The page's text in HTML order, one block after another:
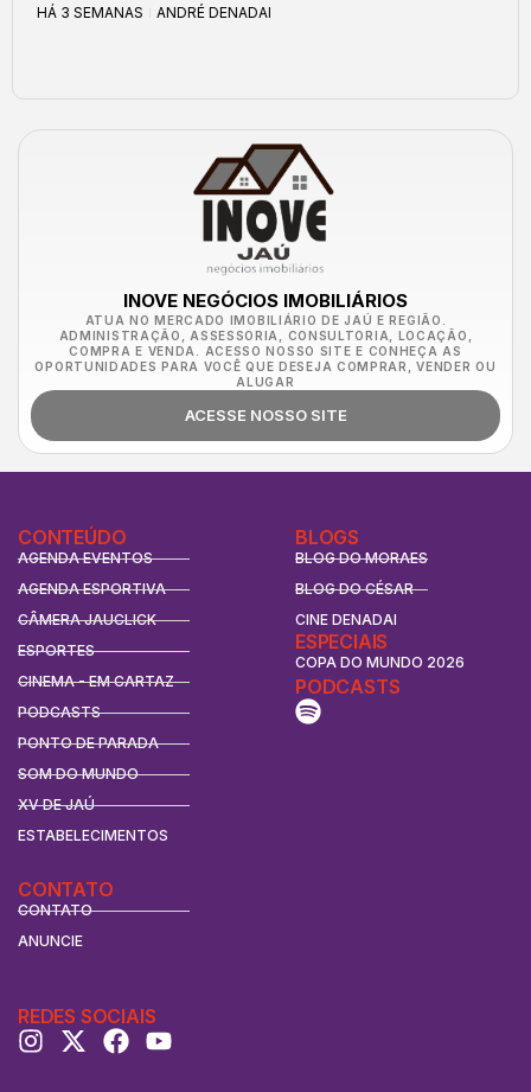
HÁ 3 SEMANAS ANDRÉ DENADAI
INOVE NEGÓCIOS IMOBILIÁRIOS
ATUA NO MERCADO IMOBILIÁRIO DE JAÚ E REGIÃO.
ADMINISTRAÇÃO, ASSESSORIA, CONSULTORIA, LOCAÇÃO,
COMPRA E VENDA. ACESSO NOSSO SITE E CONHEÇA AS
OPORTUNIDADES PARA VOCÊ QUE DESEJA COMPRAR, VENDER OU
ALUGAR
ACESSE NOSSO SITE
CONTEÚDO
AGENDA EVENTOS
AGENDA ESPORTIVA
CÂMERA JAUCLICK
ESPORTES
CINEMA - EM CARTAZ
PODCASTS
PONTO DE PARADA
SOM DO MUNDO
XV DE JAÚ
ESTABELECIMENTOS
BLOGS
BLOG DO MORAES
BLOG DO CÉSAR
CINE DENADAI
ESPECIAIS
COPA DO MUNDO 2026
CONTATO
CONTATO
ANUNCIE
PODCASTS
REDES SOCIAIS